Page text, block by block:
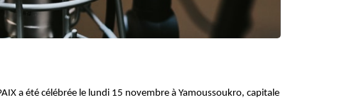
a été célébrée le lundi 15 novembre à Yamoussoukro, capitale